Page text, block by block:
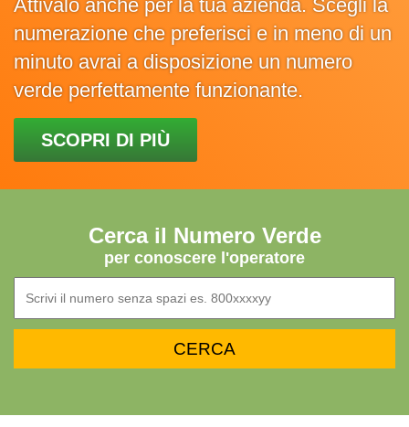
Attivalo anche per la tua azienda. Scegli la
numerazione che preferisci e in meno di un
minuto avrai a disposizione un numero
verde perfettamente funzionante.
SCOPRI DI PIÙ
Cerca il Numero Verde
per conoscere l'operatore